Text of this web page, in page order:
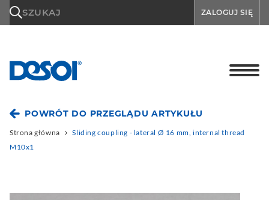
SZUKAJ ZALOGUJ SIĘ
POWRÓT DO PRZEGLĄDU ARTYKUŁU
Strona główna
Sliding coupling - lateral Ø 16 mm, internal thread
M10x1